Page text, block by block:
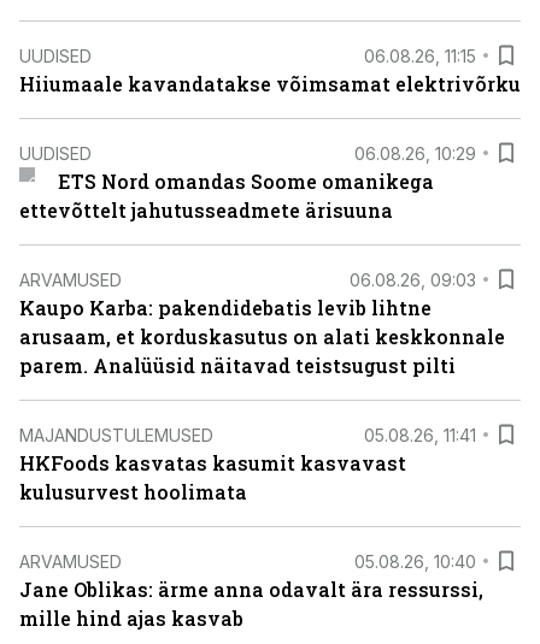
UUDISED 06.08.26, 11:15
Hiiumaale kavandatakse võimsamat elektrivõrku
UUDISED 06.08.26, 10:29
ETS Nord omandas Soome omanikega
ettevõttelt jahutusseadmete ärisuuna
ARVAMUSED 06.08.26, 09:03
Kaupo Karba: pakendidebatis levib lihtne
arusaam, et korduskasutus on alati keskkonnale
parem. Analüüsid näitavad teistsugust pilti
MAJANDUSTULEMUSED 05.08.26, 11:41
HKFoods kasvatas kasumit kasvavast
kulusurvest hoolimata
ARVAMUSED 05.08.26, 10:40
Jane Oblikas: ärme anna odavalt ära ressurssi,
mille hind ajas kasvab